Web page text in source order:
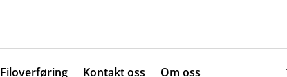
Filoverføring Kontakt oss Om oss
Filoverføring Kontakt oss Om oss